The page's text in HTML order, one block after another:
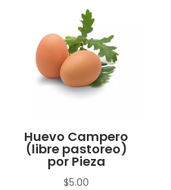
Huevo Campero
(libre pastoreo)
por Pieza
$5.00